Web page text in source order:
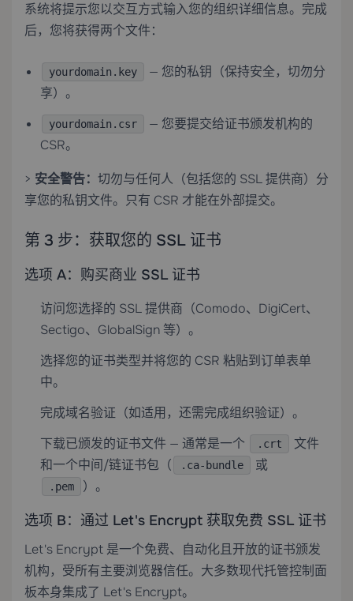
系统将提示您以交互方式输入您的组织详细信息。完成
后，您将获得两个文件：
yourdomain.key
— 您的私钥（保持安全，切勿分
享）。
yourdomain.csr
— 您要提交给证书颁发机构的
CSR。
> 安全警告： 切勿与任何人（包括您的 SSL 提供商）分
享您的私钥文件。只有 CSR 才能在外部提交。
第 3 步：获取您的 SSL 证书
选项 A：购买商业 SSL 证书
访问您选择的 SSL 提供商（Comodo、DigiCert、
Sectigo、GlobalSign 等）。
选择您的证书类型并将您的 CSR 粘贴到订单表单
中。
完成域名验证（如适用，还需完成组织验证）。
下载已颁发的证书文件 — 通常是一个
.crt
文件
和一个中间/链证书包（
.ca-bundle 或
.pem ）。
选项 B：通过 Let's Encrypt 获取免费 SSL 证书
Let's Encrypt 是一个免费、自动化且开放的证书颁发
机构，受所有主要浏览器信任。大多数现代托管控制面
板本身集成了 Let's Encrypt。